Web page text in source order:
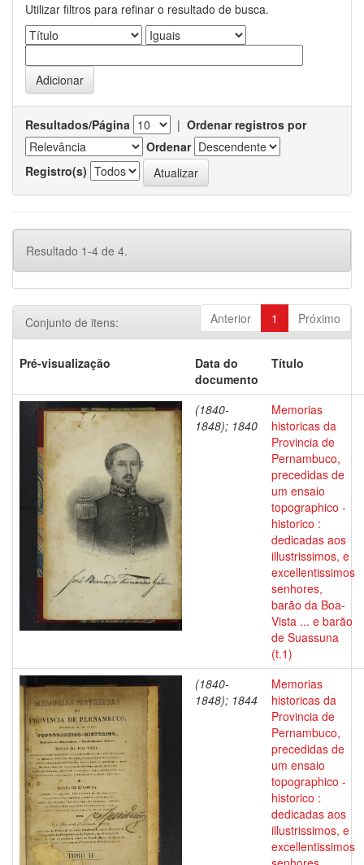
Utilizar filtros para refinar o resultado de busca.
Resultados/Página | Ordenar registros por
Ordenar
Registro(s)
Resultado 1-4 de 4.
Anterior 1 Próximo
Conjunto de itens:
Pré-visualização
Data do
documento
Título
(1840-
1848); 1840
Memorias
historicas da
Provincia de
Pernambuco,
precedidas de
um ensaio
topographico -
historico :
dedicadas aos
illustrissimos, e
excellentissimos
senhores,
barão da Boa-
Vista ... e barão
de Suassuna
(t.1)
(1840-
1848); 1844
Memorias
historicas da
Provincia de
Pernambuco,
precedidas de
um ensaio
topographico -
historico :
dedicadas aos
illustrissimos, e
excellentissimos